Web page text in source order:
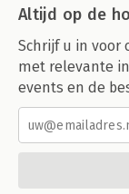
Altijd op de
Schrijf u in voor
met relevante
events en de